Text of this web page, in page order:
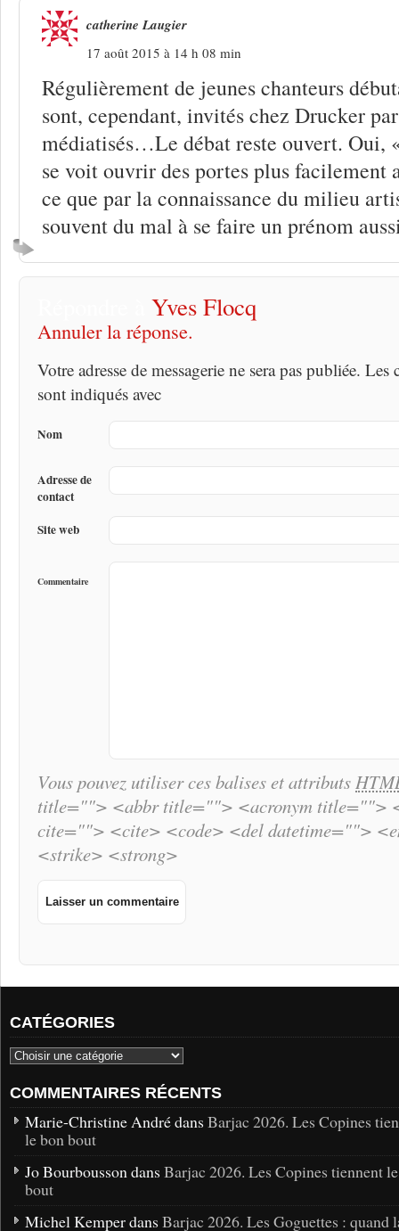
catherine Laugier
17 août 2015 à 14 h 08 min
Régulièrement de jeunes chanteurs
sont, cependant, invités chez Drucker
médiatisés…Le débat reste ouvert. Oui,
se voit ouvrir des portes plus facilement
ce que par la connaissance du milieu
souvent du mal à se faire un prénom
Yves Flocq
Annuler la réponse.
Votre adresse de messagerie ne sera pas publiée.
sont indiqués avec
Nom
Adresse de
contact
Site web
Commentaire
Vous pouvez utiliser ces balises et attributs
title=""> <abbr title=""> <acronym title="">
cite=""> <cite> <code> <del datetime="">
<strike> <strong>
CATÉGORIES
COMMENTAIRES RÉCENTS
Marie-Christine André dans Barjac 2026. Les Copines
le bon bout
Jo Bourbousson dans Barjac 2026. Les Copines tiennent
bout
Michel Kemper dans Barjac 2026. Les Goguettes : quand